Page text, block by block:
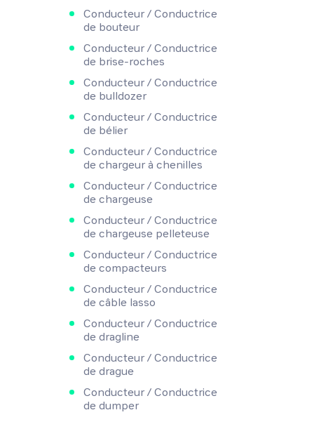
Conducteur / Conductrice
de bouteur
Conducteur / Conductrice
de brise-roches
Conducteur / Conductrice
de bulldozer
Conducteur / Conductrice
de bélier
Conducteur / Conductrice
de chargeur à chenilles
Conducteur / Conductrice
de chargeuse
Conducteur / Conductrice
de chargeuse pelleteuse
Conducteur / Conductrice
de compacteurs
Conducteur / Conductrice
de câble lasso
Conducteur / Conductrice
de dragline
Conducteur / Conductrice
de drague
Conducteur / Conductrice
de dumper